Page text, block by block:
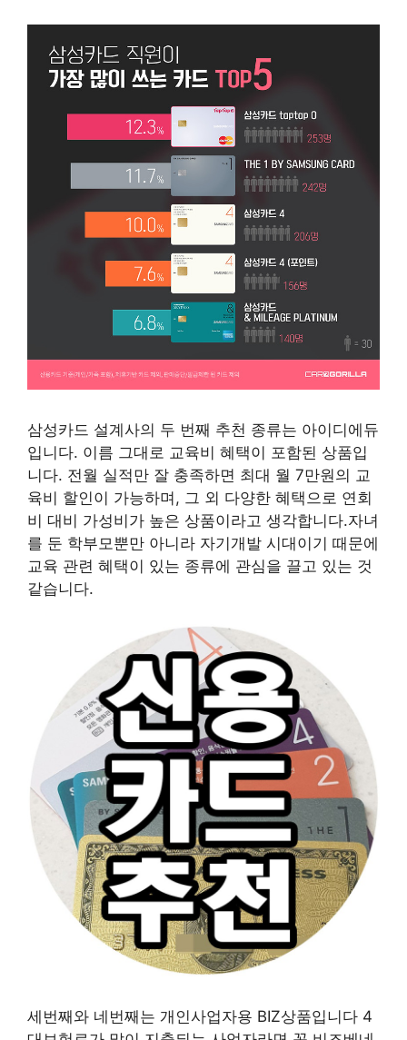
삼성카드 설계사의 두 번째 추천 종류는 아이디에듀
입니다. 이름 그대로 교육비 혜택이 포함된 상품입
니다. 전월 실적만 잘 충족하면 최대 월 7만원의 교
육비 할인이 가능하며, 그 외 다양한 혜택으로 연회
비 대비 가성비가 높은 상품이라고 생각합니다.자녀
를 둔 학부모뿐만 아니라 자기개발 시대이기 때문에
교육 관련 혜택이 있는 종류에 관심을 끌고 있는 것
같습니다.
세번째와 네번째는 개인사업자용 BIZ상품입니다 4